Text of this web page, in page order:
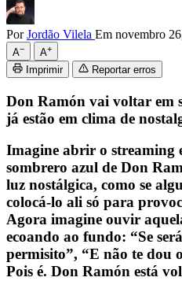
PorJordão Vilela Em novembro
A− A+
Imprimir Reportar erros
Don Ramón vai voltar em
já estão em clima de
Imagine abrir o streaming
sombrero azul de Don
luz nostálgica, como se
colocá-lo ali só para
Agora imagine ouvir
ecoando ao fundo: “Se
permisito”, “E não te
Pois é. Don Ramón está